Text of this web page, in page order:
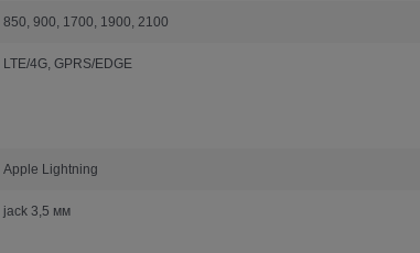
850, 900, 1700, 1900, 2100
LTE/4G, GPRS/EDGE
Apple Lightning
jack 3,5 мм